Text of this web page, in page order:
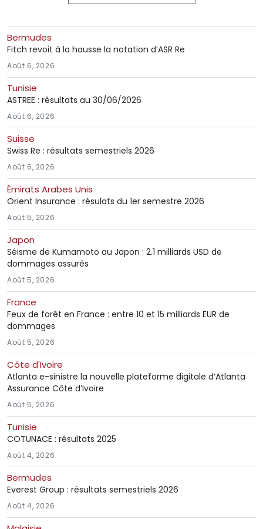
Bermudes
Fitch revoit à la hausse la notation d’ASR Re
Août 6, 2026
Tunisie
ASTREE : résultats au 30/06/2026
Août 6, 2026
Suisse
Swiss Re : résultats semestriels 2026
Août 6, 2026
Émirats Arabes Unis
Orient Insurance : résulats du 1er semestre 2026
Août 5, 2026
Japon
Séisme de Kumamoto au Japon : 2.1 milliards USD de
dommages assurés
Août 5, 2026
France
Feux de forêt en France : entre 10 et 15 milliards EUR de
dommages
Août 5, 2026
Côte d'Ivoire
Atlanta e-sinistre la nouvelle plateforme digitale d’Atlanta
Assurance Côte d’Ivoire
Août 5, 2026
Tunisie
COTUNACE : résultats 2025
Août 4, 2026
Bermudes
Everest Group : résultats semestriels 2026
Août 4, 2026